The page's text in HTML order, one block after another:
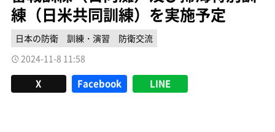
練（日米共同訓練）を実施予定
日本の防衛 訓練・演習
防衛交流
2024-11-8 11:58
X Facebook LINE